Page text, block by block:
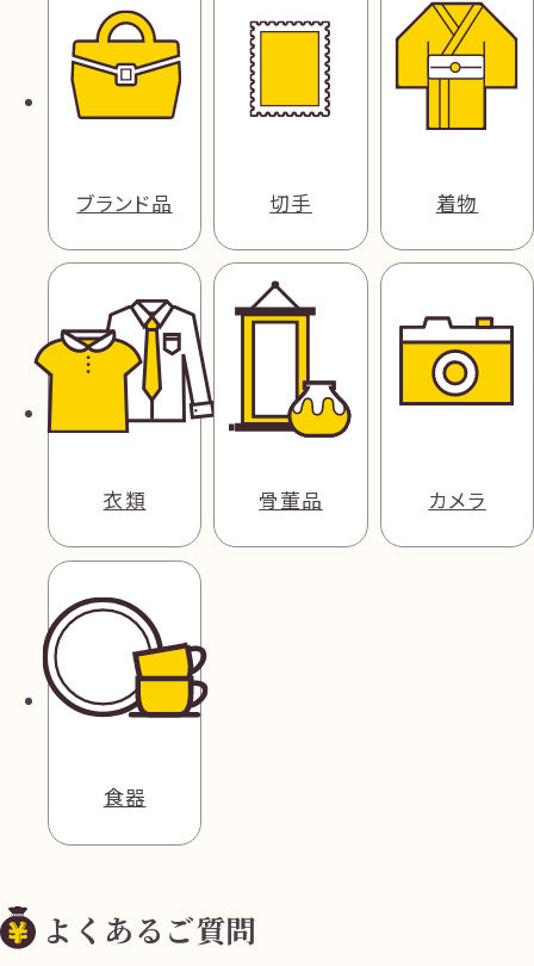
ブランド品 切手 着物
衣類 骨董品 カメラ
食器
よくあるご質問